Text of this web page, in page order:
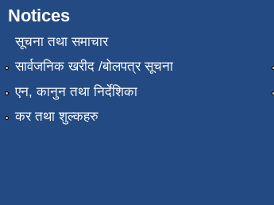
Notices
सूचना तथा समाचार
सार्वजनिक खरीद /बोलपत्र सूचना
एन, कानुन तथा निर्देशिका
कर तथा शुल्कहरु